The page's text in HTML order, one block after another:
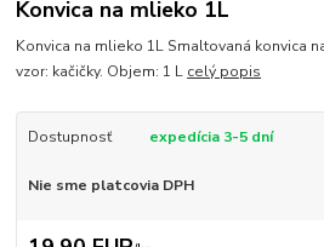
Konvica na mlieko 1L
Konvica na mlieko 1L Smaltovaná konvica
vzor: kačičky. Objem: 1 L celý popis
Dostupnosť expedícia 3-5 dní
Nie sme platcovia DPH